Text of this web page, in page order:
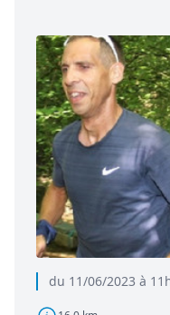
du 11/06/2023 à